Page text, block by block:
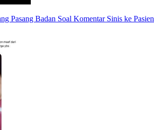
Pasang Badan Soal Komentar Sinis ke Pasien